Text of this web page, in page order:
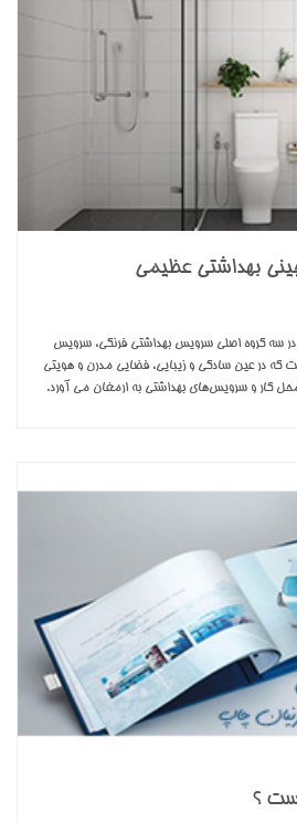
بهداشتی عظیمی
سه گروه اصلی سرویس بهداشتی‏ فرنگی، سرویس
که در عین سادگی و زیبایی، فضایی مدرن و هویتی
محل کار و سرویس‌های بهداشتی به ارمغان می‏ آورد.
؟